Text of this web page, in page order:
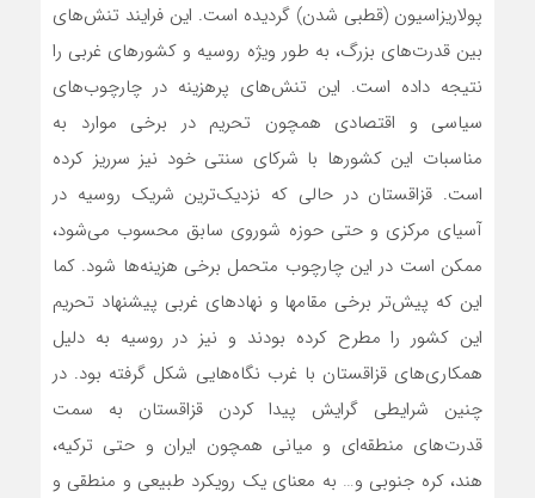
پولاریزاسیون (قطبی شدن) گردیده است. این فرایند تنش‌های
بین قدرت‌های بزرگ، به طور ویژه روسیه و کشورهای غربی را
نتیجه داده است. این تنش‌های پرهزینه در چارچوب‌های
سیاسی و اقتصادی همچون تحریم در برخی موارد به
مناسبات این کشورها با شرکای سنتی خود نیز سرریز کرده
است. قزاقستان در حالی که نزدیک‌ترین شریک روسیه در
آسیای مرکزی و حتی حوزه شوروی سابق محسوب می‌شود،
ممکن است در این چارچوب متحمل برخی هزینه‌ها شود. کما
این که پیش‌تر برخی مقامها و نهادهای غربی پیشنهاد تحریم‌
این کشور را مطرح کرده بودند و نیز در روسیه به دلیل
همکاری‌های قزاقستان با غرب نگاه‌هایی شکل گرفته بود. در
چنین شرایطی گرایش پیدا کردن قزاقستان به سمت
قدرت‌های منطقه‌ای و میانی همچون ایران و حتی ترکیه،
هند، کره جنوبی و… به معنای یک رویکرد طبیعی و منطقی و